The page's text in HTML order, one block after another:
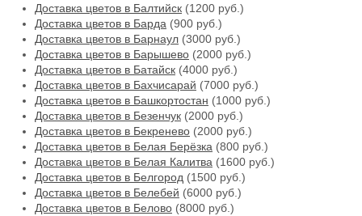
Доставка цветов в Балтийск (1200 руб.)
Доставка цветов в Барда (900 руб.)
Доставка цветов в Барнаул (3000 руб.)
Доставка цветов в Барышево (2000 руб.)
Доставка цветов в Батайск (4000 руб.)
Доставка цветов в Бахчисарай (7000 руб.)
Доставка цветов в Башкортостан (1000 руб.)
Доставка цветов в Безенчук (2000 руб.)
Доставка цветов в Бекренево (2000 руб.)
Доставка цветов в Белая Берёзка (800 руб.)
Доставка цветов в Белая Калитва (1600 руб.)
Доставка цветов в Белгород (1500 руб.)
Доставка цветов в Белебей (6000 руб.)
Доставка цветов в Белово (8000 руб.)